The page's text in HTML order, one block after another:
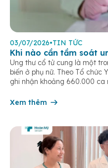
03/07/2026•TIN TỨC
Khi nào cần tầm soát
Ung thư cổ tử cung là một
biến ở phụ nữ. Theo Tổ chức
ghi nhận khoảng 660.000
cổ tử […]
Xem thêm